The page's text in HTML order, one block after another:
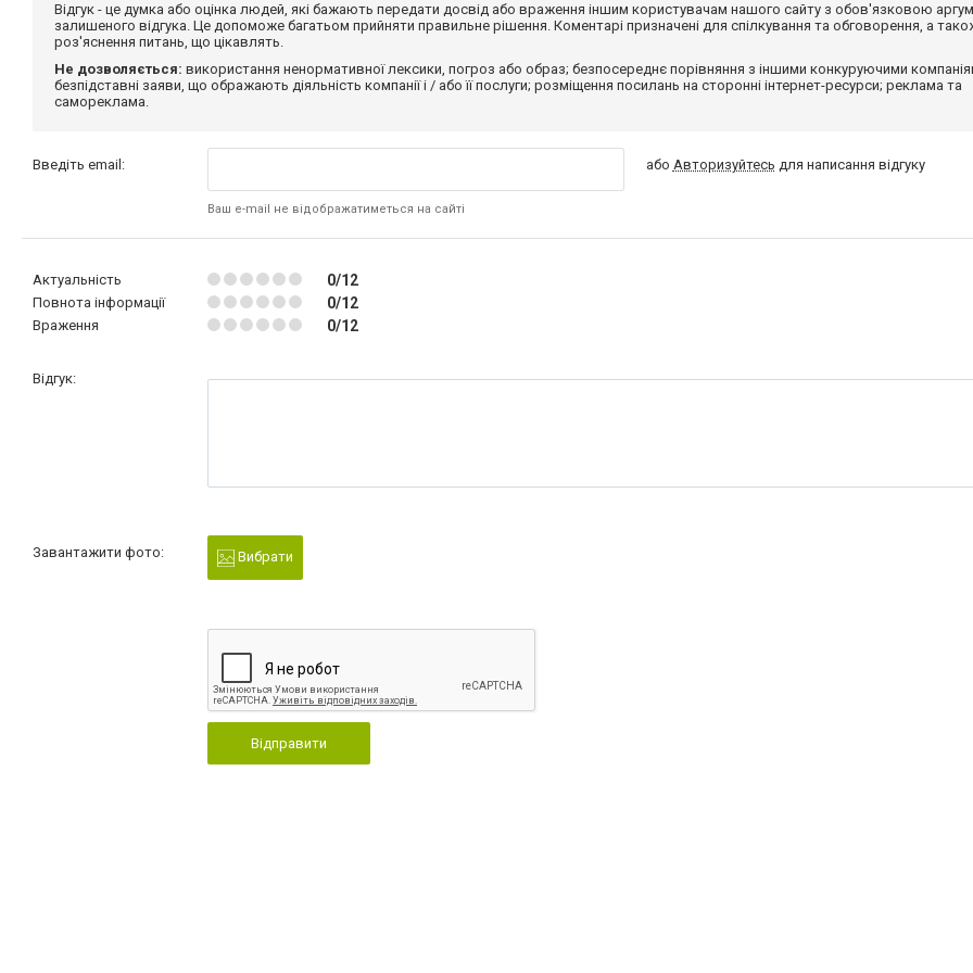
Відгук - це думка або оцінка людей, які бажають передати досвід або враження іншим користувачам нашого сайту з обов'язковою
залишеного відгука. Це допоможе багатьом прийняти правильне рішення. Коментарі призначені для спілкування та обговорення, а
роз'яснення питань, що цікавлять.
Не дозволяється: використання ненормативної лексики, погроз або образ; безпосереднє порівняння з іншими конкуруючими
безпідставні заяви, що ображають діяльність компанії і / або її послуги; розміщення посилань на сторонні інтернет-ресурси; реклама та
самореклама.
Введіть email:
Ваш e-mail не відображатиметься на сайті
або Авторизуйтесь для написання відгуку
Актуальність 0/12
Повнота інформації 0/12
Враження 0/12
Відгук:
Завантажити фото: Вибрати
Відправити